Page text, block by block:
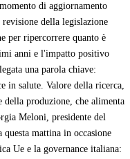
di aggiornamento
della legislazione
per ripercorrere quanto è
anni e l'impatto positivo
una parola chiave:
in salute. Valore della ricerca,
della produzione, che alimenta
Meloni, presidente del
mattina in occasione
Ue e la governance italiana: